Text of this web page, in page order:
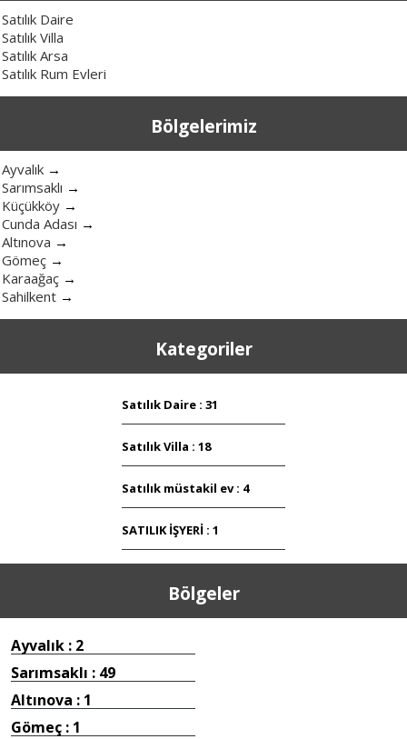
Satılık Daire
Satılık Villa
Satılık Arsa
Satılık Rum Evleri
Bölgelerimiz
Ayvalık →
Sarımsaklı →
Küçükköy →
Cunda Adası →
Altınova →
Gömeç →
Karaağaç →
Sahilkent →
Kategoriler
Satılık Daire : 31
Satılık Villa : 18
Satılık müstakil ev : 4
SATILIK İŞYERİ : 1
Bölgeler
Ayvalık : 2
Sarımsaklı : 49
Altınova : 1
Gömeç : 1